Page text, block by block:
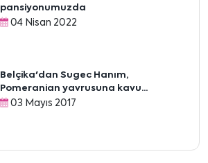
pansiyonumuzda
04 Nisan 2022
Belçika'dan Sugec Hanım,
Pomeranian yavrusuna kavu...
03 Mayıs 2017